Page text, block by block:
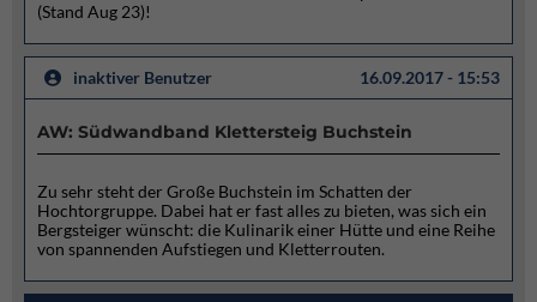
(Stand Aug 23)!
inaktiver Benutzer 16.09.2017 - 15:53
AW: Südwandband Klettersteig Buchstein
Zu sehr steht der Große Buchstein im Schatten der
Hochtorgruppe. Dabei hat er fast alles zu bieten, was sich ein
Bergsteiger wünscht: die Kulinarik einer Hütte und eine Reihe
von spannenden Aufstiegen und Kletterrouten.